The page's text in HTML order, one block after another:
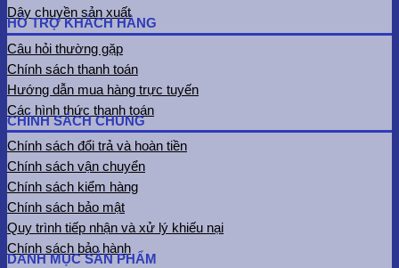
Dây chuyền sản xuất
HỖ TRỢ KHÁCH HÀNG
Câu hỏi thường gặp
Chính sách thanh toán
Hướng dẫn mua hàng trực tuyến
Các hình thức thanh toán
CHÍNH SÁCH CHUNG
Chính sách đổi trả và hoàn tiền
Chính sách vận chuyển
Chính sách kiểm hàng
Chính sách bảo mật
Quy trình tiếp nhận và xử lý khiếu nại
Chính sách bảo hành
DANH MỤC SẢN PHẨM